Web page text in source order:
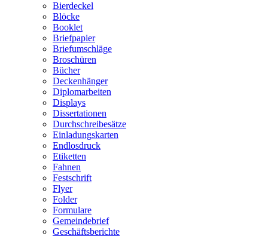
Bierdeckel
Blöcke
Booklet
Briefpapier
Briefumschläge
Broschüren
Bücher
Deckenhänger
Diplomarbeiten
Displays
Dissertationen
Durchschreibesätze
Einladungskarten
Endlosdruck
Etiketten
Fahnen
Festschrift
Flyer
Folder
Formulare
Gemeindebrief
Geschäftsberichte